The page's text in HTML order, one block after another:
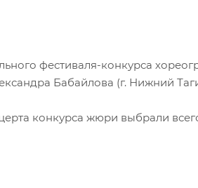
фестиваля-конкурса
Бабайлова (г. Нижний
конкурса жюри выбрали